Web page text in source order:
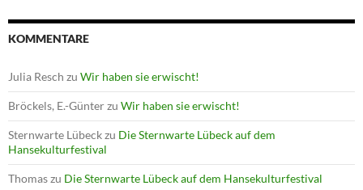
KOMMENTARE
Julia Resch zu Wir haben sie erwischt!
Bröckels, E.-Günterzu Wir haben sie erwischt!
Sternwarte Lübeckzu Die Sternwarte Lübeck auf dem
Hansekulturfestival
Thomaszu Die Sternwarte Lübeck auf dem Hansekulturfestival